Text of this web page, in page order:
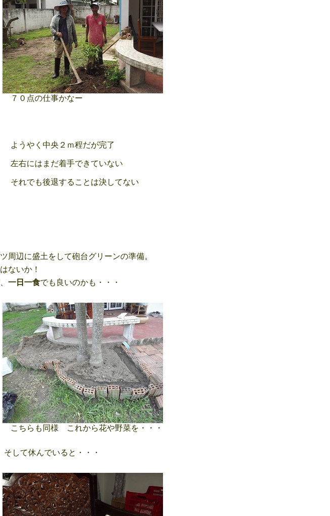
７０点の仕事かなー
ようやく中央２ｍ程だが完了
左右にはまだ着手できていない
それでも後退することは決してない
辺に盛土をして砲台グリーンの準備。
ないか！
一日一食でも良いのかも・・・
こちらも同様 これから花や野菜を・・・
して休んでいると・・・